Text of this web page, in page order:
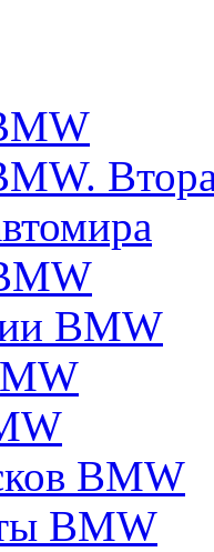
BMW
BMW
BMW